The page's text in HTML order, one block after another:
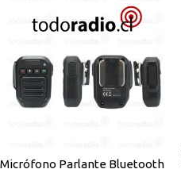
Micrófono Parlante Bluetooth